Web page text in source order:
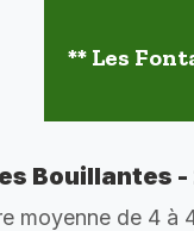
** Les
Bouillantes -
moyenne de 4 à